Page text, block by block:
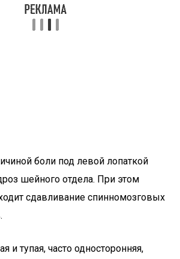
боли под левой лопаткой
шейного отдела. При этом
сдавливание спинномозговых
и тупая, часто односторонняя,